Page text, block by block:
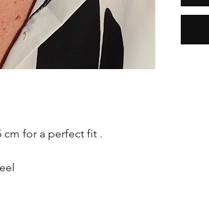
cm for a perfect fit .